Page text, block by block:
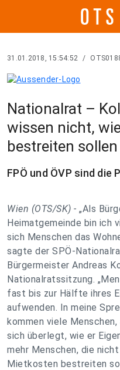
31.01.2018, 15:54:52 /
Nationalrat –
wissen nicht,
bestreiten sollen
FPÖ und ÖVP sind die
Wien (OTS/SK) - „Als
Heimatgemeinde bin ich
sich Menschen das
sagte der SPÖ-
Bürgermeister Andreas
Nationalratssitzung.
fast bis zur Hälfte ihres
aufwenden. In meine
kommen viele
sich überlegt, wie er
mehr Menschen, die
Mietkosten bestreiten